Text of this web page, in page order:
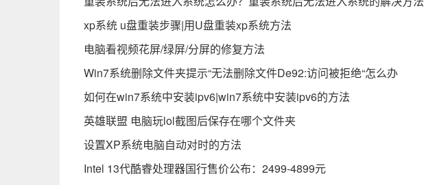
xp系统 u盘重装步骤|用U盘重装xp系统方法
电脑看视频花屏/绿屏/分屏的修复方法
Win7系统删除文件夹提示“无法删除文件De92:访问被拒绝“怎么办
如何在win7系统中安装ipv6|win7系统中安装ipv6的方法
英雄联盟 电脑玩lol截图后保存在哪个文件夹
设置XP系统电脑自动对时的方法
Intel 13代酷睿处理器国行售价公布：2499-4899元